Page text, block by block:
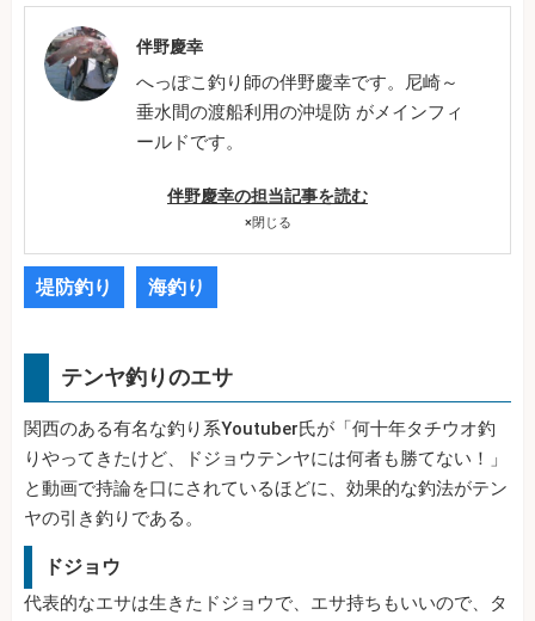
伴野慶幸
へっぽこ釣り師の伴野慶幸です。尼崎～
垂水間の渡船利用の沖堤防 がメインフィ
ールドです。
伴野慶幸の担当記事を読む
×閉じる
堤防釣り 海釣り
テンヤ釣りのエサ
関西のある有名な釣り系Youtuber氏が「何十年タチウオ釣
りやってきたけど、ドジョウテンヤには何者も勝てない！」
と動画で持論を口にされているほどに、効果的な釣法がテン
ヤの引き釣りである。
ドジョウ
代表的なエサは生きたドジョウで、エサ持ちもいいので、タ